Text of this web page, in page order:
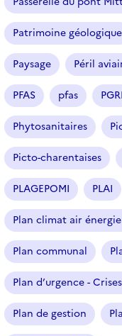
l
i
o
Patrimoine géologique
Paysage Péril
PFAS pfas PGRI
Phytosanitaires
Picto-charentaises
PLAGEPOMI PLAI
Plan climat air
Plan communal
Plan d’urgence -
Plan de gestion